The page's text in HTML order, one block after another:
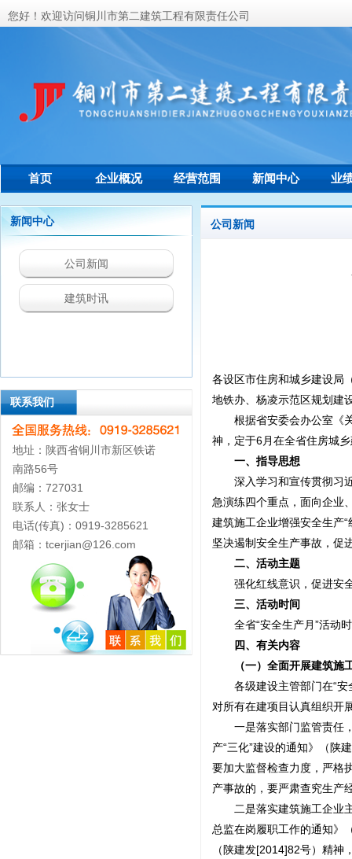
首页 企业概况 经营范围 新闻中心 业
您好！欢迎访问铜川市第二建筑工程有限责任公司
各设区市住房和城乡建设局
地铁办、杨凌示范区规划建
根据省安委会办公室《关
神，定于6月在全省住房城
一、指导思想
深入学习和宣传贯彻习近
急演练四个重点，面向企业
建筑施工企业增强安全生产
坚决遏制安全生产事故，促
二、活动主题
强化红线意识，促进安
三、活动时间
全省“安全生产月”活动时
四、有关内容
（一）全面开展建筑施
各级建设主管部门在“安
对所有在建项目认真组织开
一是落实部门监管责任，
产“三化”建设的通知》（陕
要加大监督检查力度，严格
产事故的，要严肃查究生产
二是落实建筑施工企业主
总监在岗履职工作的通知》
（陕建发[2014]82号）精神
联系我们
公司新闻
新闻中心
公司新闻
建筑时讯
联系我们
地址：陕西省铜川市新区铁诺
南路56号
邮编：727031
联系人：张女士
电话(传真)：0919-3285621
邮箱：tcerjian@126.com